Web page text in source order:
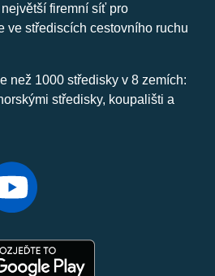
firemní síť pro
ve střediscích cestovního ruchu
než 1000 středisky v 8 zemích:
středisky, koupališti a